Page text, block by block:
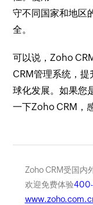
守不同国家和地区
全。
可以说，Zoho
CRM管理系统，
球化发展。如果您
一下Zoho CRM，
Zoho CRM受国内
欢迎免费体验